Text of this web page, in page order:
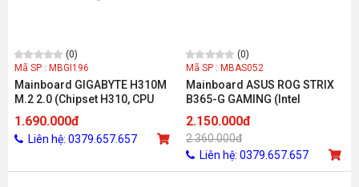
(0)
Mã SP : MBGI196
Mainboard GIGABYTE H310M
M.2 2.0 (Chipset H310, CPU
Intel LGA 1151, Ram DDR4,
VGA/HDMI)
1.690.000đ
Liên hệ: 0379.657.657
(0)
Mã SP : MBAS052
Mainboard ASUS ROG STRIX
B365-G GAMING (Intel
B365/Socket 1151-v2/4 khe
Ram DDR4)
2.150.000đ
2.360.000đ
Liên hệ: 0379.657.657